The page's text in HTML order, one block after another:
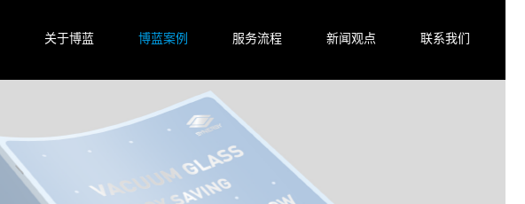
关于博蓝 博蓝案例 服务流程 新闻观点 联系我们